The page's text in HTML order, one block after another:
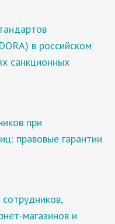
в российском
санкционных
при
правовые гарантии
магазинов и